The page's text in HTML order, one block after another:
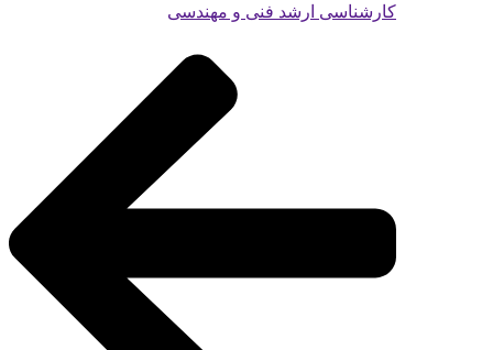
کارشناسی ارشد فنی و مهندسی